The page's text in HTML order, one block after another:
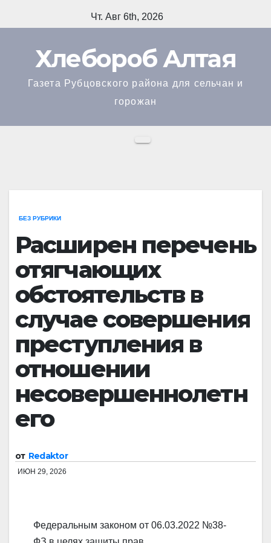
к
Чт. Авг 6th, 2026
Хлебороб Алтая
Газета Рубцовского района для сельчан и
горожан
БЕЗ РУБРИКИ
Расширен перечень
отягчающих
обстоятельств в
случае совершения
преступления в
отношении
несовершеннолетн
его
от Redaktor
ИЮН 29, 2026
Федеральным законом от 06.03.2022 №38-